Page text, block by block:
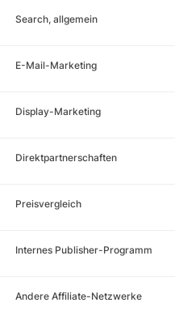
Search, allgemein
E-Mail-Marketing
Display-Marketing
Direktpartnerschaften
Preisvergleich
Internes Publisher-Programm
Andere Affiliate-Netzwerke